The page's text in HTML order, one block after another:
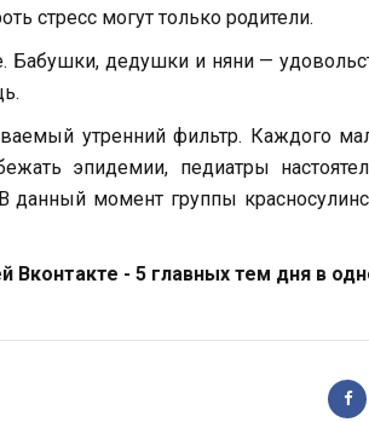
стресс могут только родители.
Бабушки, дедушки и няни —
утренний фильтр. Каждого
эпидемии, педиатры
момент группы
Вконтакте - 5 главных тем дня в